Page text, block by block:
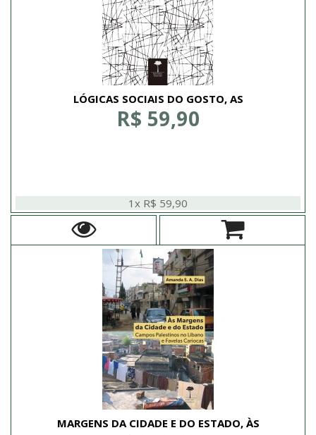
LÓGICAS SOCIAIS DO GOSTO, AS
R$ 59,90
1x R$ 59,90
MARGENS DA CIDADE E DO ESTADO, ÀS